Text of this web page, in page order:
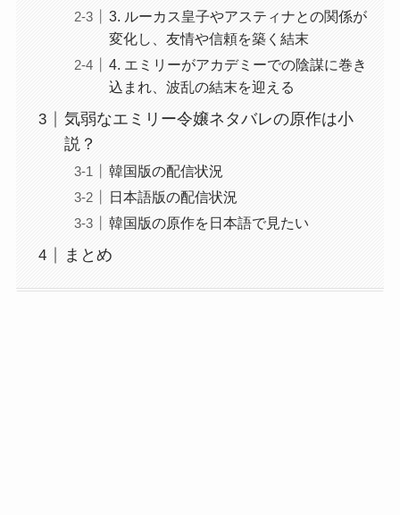
3. ルーカス皇子やアスティナとの関係が
変化し、友情や信頼を築く結末
4. エミリーがアカデミーでの陰謀に巻き
込まれ、波乱の結末を迎える
気弱なエミリー令嬢ネタバレの原作は小
説？
韓国版の配信状況
日本語版の配信状況
韓国版の原作を日本語で見たい
まとめ